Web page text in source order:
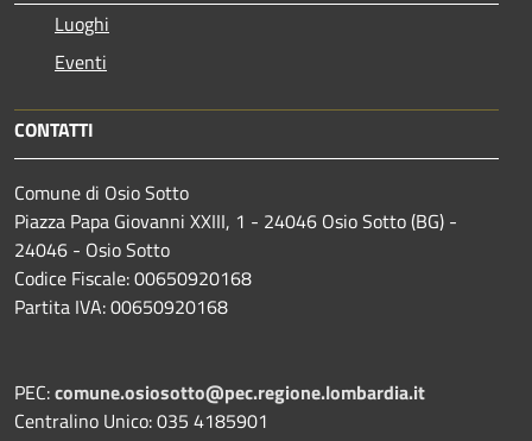
Luoghi
Eventi
CONTATTI
Comune di Osio Sotto
Piazza Papa Giovanni XXIII, 1 - 24046 Osio Sotto (BG) -
24046 - Osio Sotto
Codice Fiscale: 00650920168
Partita IVA: 00650920168
PEC:comune.osiosotto@pec.regione.lombardia.it
Centralino Unico: 035 4185901